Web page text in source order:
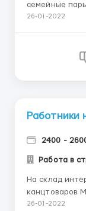
семейные пары от 20
в сортировке
Выплаты на
26-01-2022
Работники
2400 -
Работа в
На склад
канцтоваров Мужчины,женщины ,пары до 58 лет В
обязанности входит: • Сбор заказов
26-01-2022